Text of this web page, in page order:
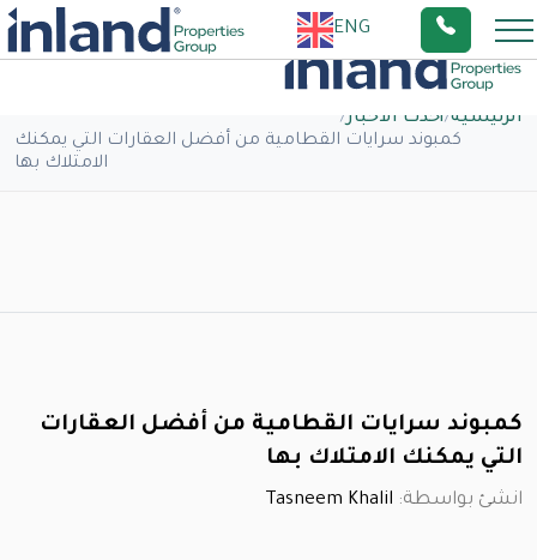
ENG
الرئيسية/أحدث الاخبار/
كمبوند سرايات القطامية من أفضل العقارات التي يمكنك
الامتلاك بها
كمبوند سرايات القطامية من أفضل العقارات
التي يمكنك الامتلاك بها
انشئ بواسطة: Tasneem Khalil